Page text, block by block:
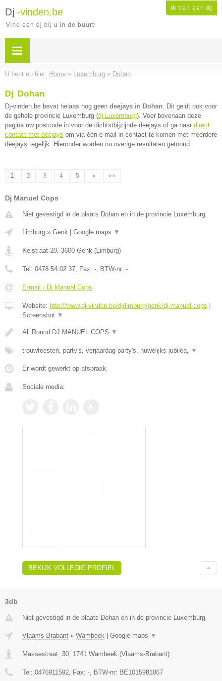
Ik ben een dj
Dj -vinden.be
Vind een dj bij u in de buurt!
U bent nu hier: Home » Luxemburg » Dohan
Dj Dohan
Dj-vinden.be bevat helaas nog geen deejays in Dohan. Dit geldt ook voor
de gehele provincie Luxemburg (dj Luxemburg). Voer bovenaan deze
pagina uw postcode in voor de dichtstbijzijnde deejays of ga naar direct
contact met deejays om via één e-mail in contact te komen met meerdere
deejays tegelijk. Hieronder worden nu overige resultaten getoond.
1 2 3 4 5 » »»
Dj Manuel Cops
Niet gevestigd in de plaats Dohan en in de provincie Luxemburg.
Limburg » Genk Google maps ▼
Keistraat 20, 3600 Genk (Limburg)
Tel: 0478 54 02 37, Fax: -, BTW-nr: -
E-mail › Dj Manuel Cops
Website: http://www.dj-vinden.be/dj/limburg/genk/dj-manuel-cops
Screenshot ▼
All Round DJ MANUEL COPS ▼
trouwfeesten, party's, verjaardag party's, huwelijks jubilea, ▼
Er wordt gewerkt op afspraak.
Sociale media:
BEKIJK VOLLEDIG PROFIEL
3db
Niet gevestigd in de plaats Dohan en in de provincie Luxemburg.
Vlaams-Brabant » Wambeek Google maps ▼
Massestraat, 30 1741 Wambeek (Vlaams-Brabant)
Tel: 0476911592 , Fax: - , BTW-nr: BE1015981067